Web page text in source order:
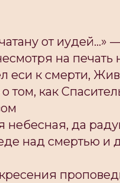
от иудей...»
на печать
еси к смерти,
том, как
небесная, да
над смертью и